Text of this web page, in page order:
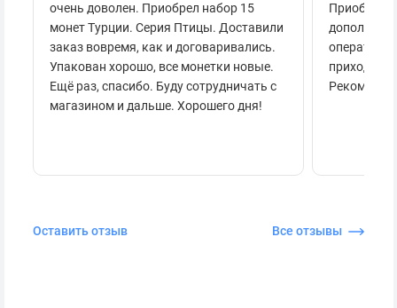
очень доволен. Приобрел набор 15
монет Турции. Серия Птицы. Доставили
заказ вовремя, как и договаривались.
Упакован хорошо, все монетки новые.
Ещё раз, спасибо. Буду сотрудничать с
магазином и дальше. Хорошего дня!
приходило
Оставить отзыв Все отзывы